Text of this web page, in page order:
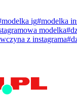
ig#modelka
modelka
z instagrama